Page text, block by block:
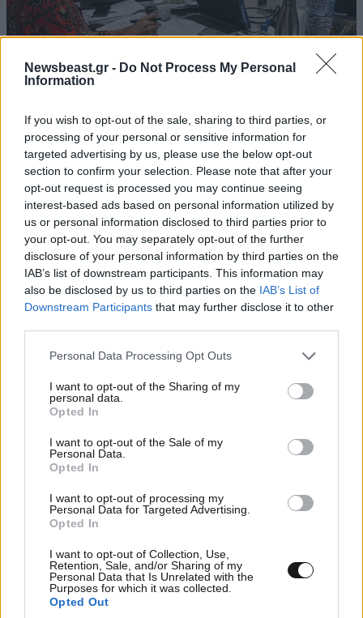
Newsbeast.gr - Do Not Process My Personal
Information
If you wish to opt-out of the sale, sharing to third parties, or
processing of your personal or sensitive information for
targeted advertising by us, please use the below opt-out
section to confirm your selection. Please note that after your
opt-out request is processed you may continue seeing
interest-based ads based on personal information utilized by
us or personal information disclosed to third parties prior to
your opt-out. You may separately opt-out of the further
disclosure of your personal information by third parties on the
IAB’s list of downstream participants. This information may
also be disclosed by us to third parties on the IAB’s List of
Downstream Participants that may further disclose it to other
Please note that this website/app uses one or more Google
not limited to your visit or usage behaviour. You may click to
grant or deny consent to Google and its third-party tags to
use your data for below specified purposes in below Google
consent section.
Personal Data Processing Opt Outs
I want to opt-out of the Sharing of my
personal data.
Opted In
I want to opt-out of the Sale of my
Personal Data.
Opted In
I want to opt-out of processing my
Personal Data for Targeted Advertising.
Opted In
I want to opt-out of Collection, Use,
Retention, Sale, and/or Sharing of my
Personal Data that Is Unrelated with the
Purposes for which it was collected.
Opted Out
ΟΙΚΟΝΟΜΙΑ 08·08·2026 13:03
Ποιοι φορολογούμενοι θα λάβουν email ή
τηλεφώνημα από την ΑΑΔΕ για φορολογικές
εκκρεμότητες
MARKET NEWS
Φυσικοθεραπεία ή
Λογοθεραπεία; Οδηγός